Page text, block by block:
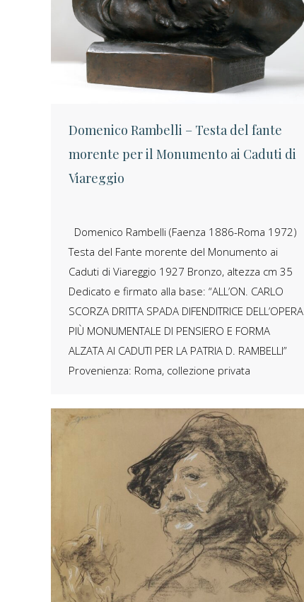
Domenico Rambelli – Testa del fante
morente per il Monumento ai Caduti di
Viareggio
Domenico Rambelli (Faenza 1886-Roma 1972)
Testa del Fante morente del Monumento ai
Caduti di Viareggio 1927 Bronzo, altezza cm 35
Dedicato e firmato alla base: “ALL’ON. CARLO
SCORZA DRITTA SPADA DIFENDITRICE DELL’OPERA
PIÙ MONUMENTALE DI PENSIERO E FORMA
ALZATA AI CADUTI PER LA PATRIA D. RAMBELLI”
Provenienza: Roma, collezione privata